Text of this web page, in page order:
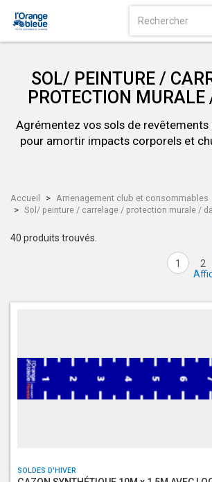
SOL/ PEINTURE /
PROTECTION
Agrémentez vos sols de revêtements
pour amortir impacts corporels et
Accueil
Amenagement club et consommables
Sol/ peinture / carrelage / protection murale /
40 produits trouvés.
1
2
SOLDES D'HIVER